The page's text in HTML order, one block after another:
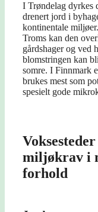
I Trøndelag dyrkes
drenert jord i
kontinentale
Troms kan den
gårdshager og ved
blomstringen kan
somre. I Finnmark
brukes mest som
spesielt gode
miljøkrav i
forhold